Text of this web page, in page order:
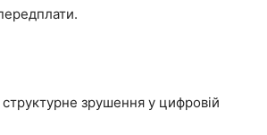
зрушення у цифровій